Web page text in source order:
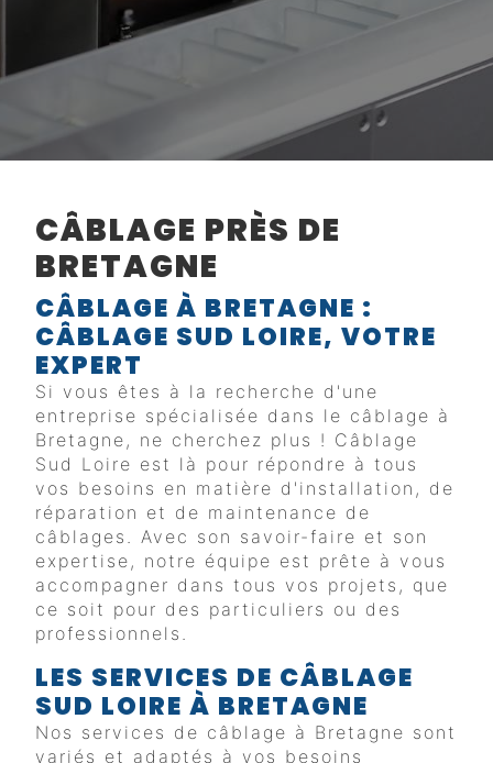
CÂBLAGE PRÈS DE
BRETAGNE
CÂBLAGE À BRETAGNE :
CÂBLAGE SUD LOIRE, VOTRE
EXPERT
Si vous êtes à la recherche d'une
entreprise spécialisée dans le câblage à
Bretagne, ne cherchez plus ! Câblage
Sud Loire est là pour répondre à tous
vos besoins en matière d'installation, de
réparation et de maintenance de
câblages. Avec son savoir-faire et son
expertise, notre équipe est prête à vous
accompagner dans tous vos projets, que
ce soit pour des particuliers ou des
professionnels.
LES SERVICES DE CÂBLAGE
SUD LOIRE À BRETAGNE
Nos services de câblage à Bretagne sont
variés et adaptés à vos besoins